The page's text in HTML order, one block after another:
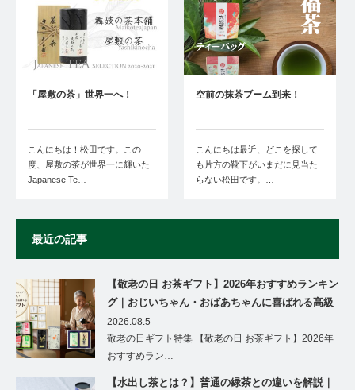
「屋敷の茶」世界一へ！
こんにちは！松田です。この
度、屋敷の茶が世界一に輝いた
Japanese Te…
空前の抹茶ブーム到来！
こんにちは最近、どこを探して
も片方の靴下がいまだに見当た
らない松田です。…
最近の記事
【敬老の日 お茶ギフト】2026年おすすめランキン
グ｜おじいちゃん・おばあちゃんに喜ばれる高級
茶ギフト特集
2026.08.5
敬老の日ギフト特集 【敬老の日 お茶ギフト】2026年
おすすめラン…
【水出し茶とは？】普通の緑茶との違いを解説｜